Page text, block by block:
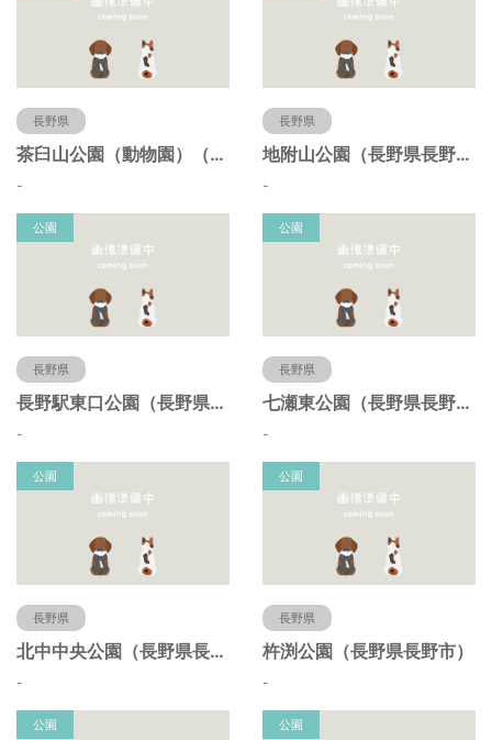
長野県
茶臼山公園（動物園）（長野県長野市）
-
長野県
地附山公園（長野県長野市）
-
公園
長野県
長野駅東口公園（長野県長野市）
-
公園
長野県
七瀬東公園（長野県長野市）
-
公園
長野県
北中中央公園（長野県長野市）
-
公園
長野県
杵渕公園（長野県長野市）
-
公園 公園